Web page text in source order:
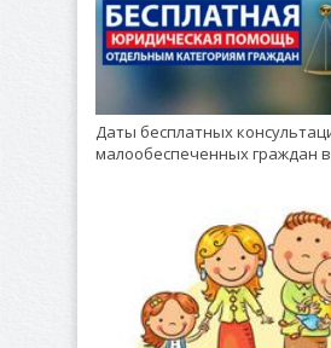
Даты бесплатных
малообеспеченных граждан в